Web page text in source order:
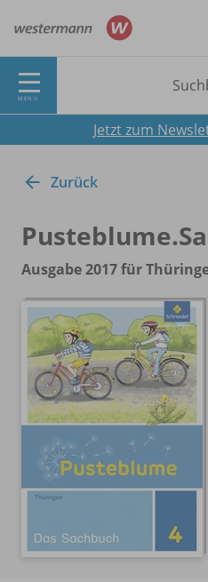
MENÜ
Jetzt zum
Zurück
Ausgabe 2017 für